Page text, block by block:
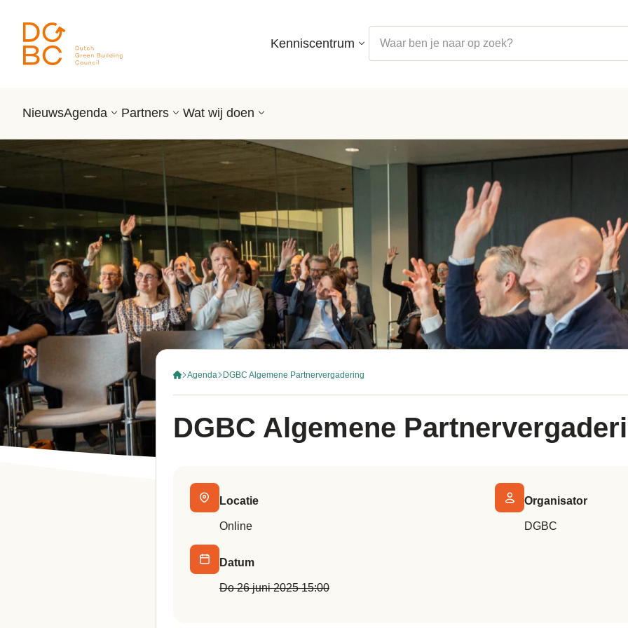
Kenniscentrum
NieuwsAgenda Partners Wat wij doen
Agenda DGBC Algemene Partnervergadering
DGBC Algemene
Locatie
Online
Datum
do 26 juni 2025 15:00
Organisator
DGBC